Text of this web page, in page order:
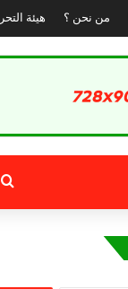
من نحن ؟ هيئة